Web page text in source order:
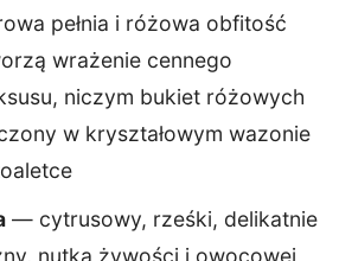
pełnia i różowa obfitość
wrażenie cennego
niczym bukiet różowych
w kryształowym wazonie
— cytrusowy, rześki, delikatnie
nutka żywości i owocowej